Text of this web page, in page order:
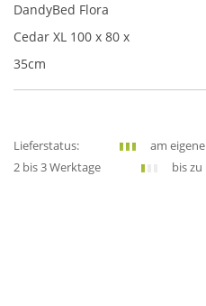
DandyBed Flora
Cedar XL 100 x 80 x
35cm
Lieferstatus:
am
2 bis 3 Werktage
bis